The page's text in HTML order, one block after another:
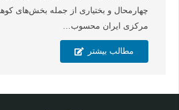
چهارمحال و بختیاری از جمله بخش‌های
مرکزی ایران محسوب…
مطالب بیشتر